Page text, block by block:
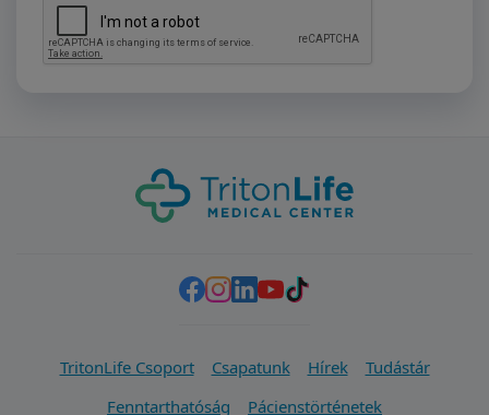
TritonLife Csoport Csapatunk Hírek
Tudástár
Fenntarthatóság
Pácienstörténetek